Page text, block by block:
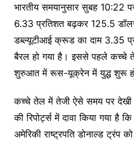
भारतीय समयानुसार सुबह 10:22
6.33 प्रतिशत बढ़कर 125.5
डब्ल्यूटीआई क्रूड का दाम 3.35
बैरल हो गया है। इससे पहले कच्चे
शुरुआत में रूस-यूक्रेन में युद्ध शुरू
कच्चे तेल में तेजी ऐसे समय पर देखी
की रिपोर्ट्स में दावा किया गया है
अमेरिकी राष्ट्रपति डोनाल्ड ट्रंप